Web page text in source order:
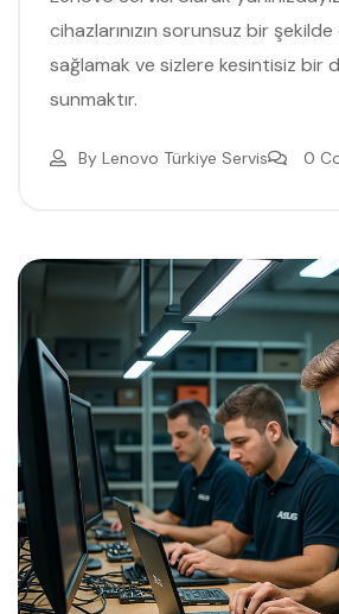
cihazlarınızın sorunsuz bir şekilde
sağlamak ve sizlere kesintisiz bir
sunmaktır.
By Lenovo Türkiye Servis 0